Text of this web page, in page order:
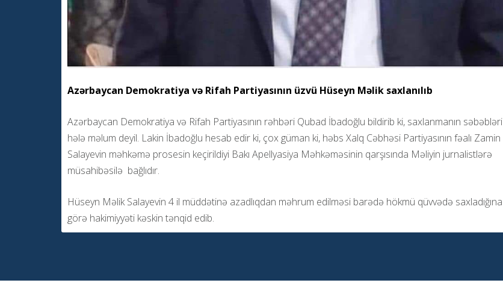
Azərbaycan Demokratiya və Rifah Partiyasının üzvü Hüseyn Məlik saxlanılıb
Azərbaycan Demokratiya və Rifah Partiyasının rəhbəri Qubad İbadoğlu bildirib ki, saxlanmanın səbəbləri
hələ məlum deyil. Lakin İbadoğlu hesab edir ki, çox güman ki, həbs Xalq Cəbhəsi Partiyasının fəalı Zamin
Salayevin məhkəmə prosesin keçirildiyi Bakı Apellyasiya Məhkəməsinin qarşısında Məliyin jurnalistlərə
müsahibəsilə bağlıdır.
Hüseyn Məlik Salayevin 4 il müddətinə azadlıqdan məhrum edilməsi barədə hökmü qüvvədə saxladığına
görə hakimiyyəti kəskin tənqid edib.